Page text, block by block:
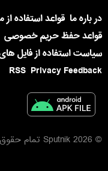
در باره ما قواعد استفاده از
قواعد حفظ حریم خصوصی
سیاست استفاده از فایل
Privacy Feedback
RSS
© 2026 Sputnik تمام حقوق محفوظ است +18